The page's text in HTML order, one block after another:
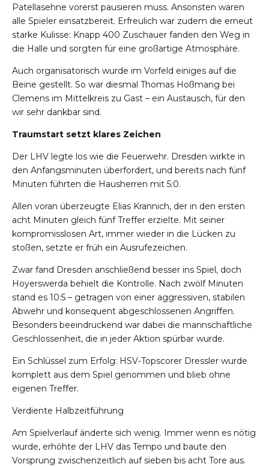
Patellasehne vorerst pausieren muss. Ansonsten waren
alle Spieler einsatzbereit. Erfreulich war zudem die erneut
starke Kulisse: Knapp 400 Zuschauer fanden den Weg in
die Halle und sorgten für eine großartige Atmosphäre.
Auch organisatorisch wurde im Vorfeld einiges auf die
Beine gestellt. So war diesmal Thomas Hoßmang bei
Clemens im Mittelkreis zu Gast – ein Austausch, für den
wir sehr dankbar sind.
Traumstart setzt klares Zeichen
Der LHV legte los wie die Feuerwehr. Dresden wirkte in
den Anfangsminuten überfordert, und bereits nach fünf
Minuten führten die Hausherren mit 5:0.
Allen voran überzeugte Elias Krannich, der in den ersten
acht Minuten gleich fünf Treffer erzielte. Mit seiner
kompromisslosen Art, immer wieder in die Lücken zu
stoßen, setzte er früh ein Ausrufezeichen.
Zwar fand Dresden anschließend besser ins Spiel, doch
Hoyerswerda behielt die Kontrolle. Nach zwölf Minuten
stand es 10:5 – getragen von einer aggressiven, stabilen
Abwehr und konsequent abgeschlossenen Angriffen.
Besonders beeindruckend war dabei die mannschaftliche
Geschlossenheit, die in jeder Aktion spürbar wurde.
Ein Schlüssel zum Erfolg: HSV-Topscorer Dressler wurde
komplett aus dem Spiel genommen und blieb ohne
eigenen Treffer.
Verdiente Halbzeitführung
Am Spielverlauf änderte sich wenig. Immer wenn es nötig
wurde, erhöhte der LHV das Tempo und baute den
Vorsprung zwischenzeitlich auf sieben bis acht Tore aus.